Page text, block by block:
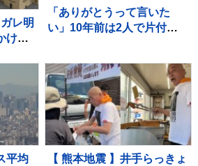
レ明
け
に本
ま
「ありがとうって言いた
い」10年前は2人で片付け
ランティア支援【熊本地震
から10日目】
平均
【 熊本地震 】井手らっきょ